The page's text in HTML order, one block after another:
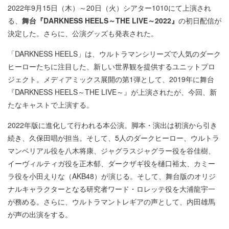
2022年9月15日（木）～20日（火）シアター1010にて上演され
る、 舞台『DARKNESS HEELS～THE LIVE～2022』 の初日配信が
決定した。さらに、公演グッズも発表された。
「DARKNESS HEELS」は、ウルトラマンシリーズで人気のダーク
ヒーローたちに注目した、新しい世界観を提供するユニットプロ
ジェクト。メディアミックス展開の第1弾として、2019年に舞台
『DARKNESS HEELS～THE LIVE～』が上演されたが、今回、新
たなキャストで上演する。
2022年版に進化して行われる本公演。脚本・演出は初演から引き
続き、久保田唱が担当。そして、5人のダークヒーロー、ウルトラ
マンベリアル役を八木将康、ジャグラスジャグラー役を谷佳樹、
イーヴィルティガ役を正木郁、ダークザギ役を樋口裕太、カミー
ラ役を小田えりな（AKB48）が演じる。そして、舞台版のオリジ
ナルキャラクターとなる研究者ワード・ロレッテ役を大浦龍宇一
が務める。さらに、ウルトラマントレギアの声として、内田雄馬
が声の出演をする。